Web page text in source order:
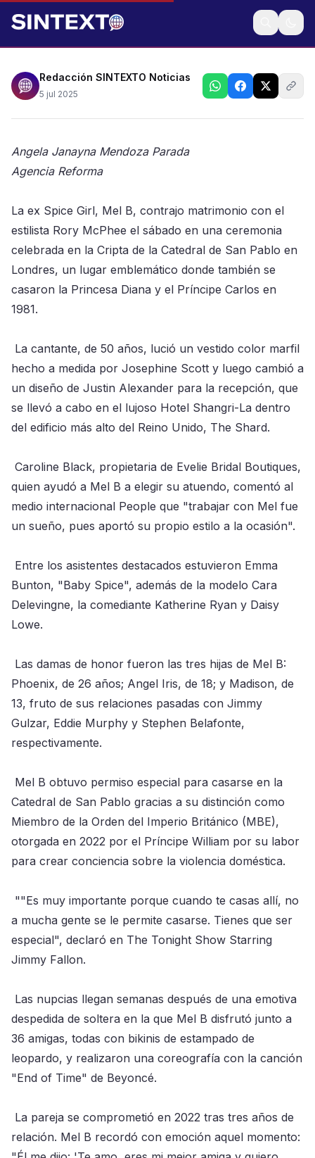
La ex Spice Girl se casó donde la Princesa Diana
contrajo nupcias en 1981
Redacción SINTEXTO Noticias
5 jul 2025
Angela Janayna Mendoza Parada
Agencia Reforma
La ex Spice Girl, Mel B, contrajo matrimonio con el
estilista Rory McPhee el sábado en una ceremonia
celebrada en la Cripta de la Catedral de San Pablo en
Londres, un lugar emblemático donde también se
casaron la Princesa Diana y el Príncipe Carlos en
1981.
La cantante, de 50 años, lució un vestido color marfil
hecho a medida por Josephine Scott y luego cambió a
un diseño de Justin Alexander para la recepción, que
se llevó a cabo en el lujoso Hotel Shangri-La dentro
del edificio más alto del Reino Unido, The Shard.
Caroline Black, propietaria de Evelie Bridal Boutiques,
quien ayudó a Mel B a elegir su atuendo, comentó al
medio internacional People que "trabajar con Mel fue
un sueño, pues aportó su propio estilo a la ocasión".
Entre los asistentes destacados estuvieron Emma
Bunton, "Baby Spice", además de la modelo Cara
Delevingne, la comediante Katherine Ryan y Daisy
Lowe.
Las damas de honor fueron las tres hijas de Mel B:
Phoenix, de 26 años; Angel Iris, de 18; y Madison, de
13, fruto de sus relaciones pasadas con Jimmy
Gulzar, Eddie Murphy y Stephen Belafonte,
respectivamente.
Mel B obtuvo permiso especial para casarse en la
Catedral de San Pablo gracias a su distinción como
Miembro de la Orden del Imperio Británico (MBE),
otorgada en 2022 por el Príncipe William por su labor
para crear conciencia sobre la violencia doméstica.
""Es muy importante porque cuando te casas allí, no
a mucha gente se le permite casarse. Tienes que ser
especial", declaró en The Tonight Show Starring
Jimmy Fallon.
Las nupcias llegan semanas después de una emotiva
despedida de soltera en la que Mel B disfrutó junto a
36 amigas, todas con bikinis de estampado de
leopardo, y realizaron una coreografía con la canción
"End of Time" de Beyoncé.
La pareja se comprometió en 2022 tras tres años de
relación. Mel B recordó con emoción aquel momento: